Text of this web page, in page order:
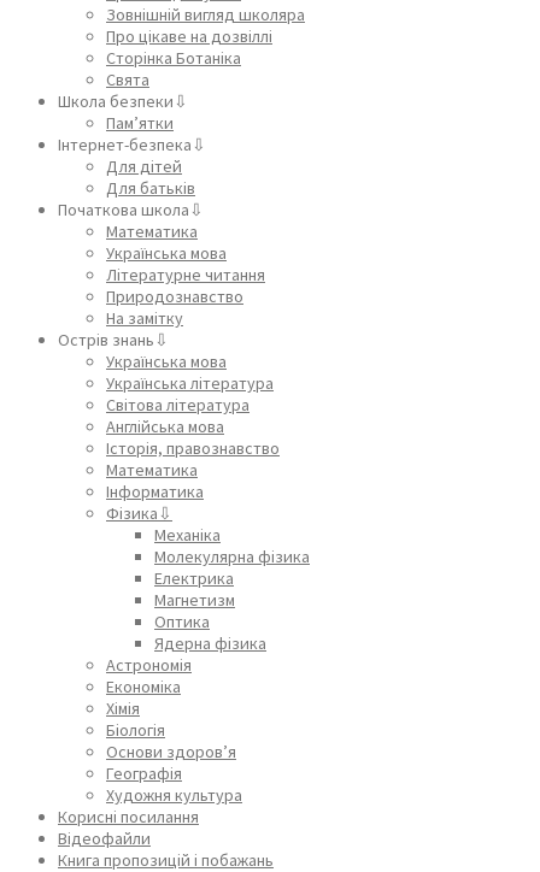
Зовнішній вигляд школяра
Про цікаве на дозвіллі
Сторінка Ботаніка
Свята
Школа безпеки⇩
Пам’ятки
Інтернет-безпека⇩
Для дітей
Для батьків
Початкова школа⇩
Математика
Українська мова
Літературне читання
Природознавство
На замітку
Острів знань⇩
Українська мова
Українська література
Світова література
Англійська мова
Історія, правознавство
Математика
Інформатика
Фізика⇩
Механіка
Молекулярна фізика
Електрика
Магнетизм
Оптика
Ядерна фізика
Астрономія
Економіка
Хімія
Біологія
Основи здоров’я
Географія
Художня культура
Корисні посилання
Відеофайли
Книга пропозицій і побажань